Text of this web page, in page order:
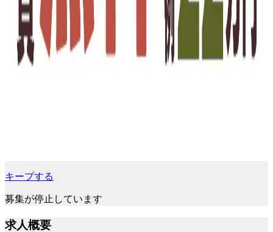
キープする
募集が停止しています
求人概要